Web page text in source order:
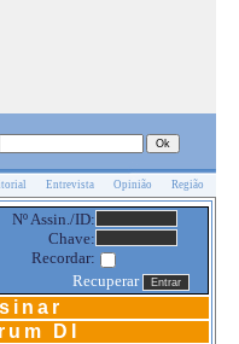
Entrevista Opinião Região
Nº Assin./ID:
Chave:
Recordar:
Recuperar
DI